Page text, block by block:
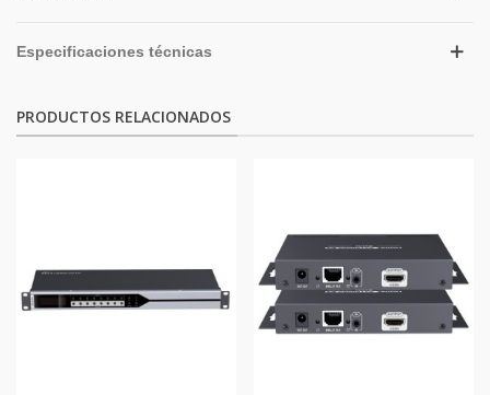
Especificaciones técnicas
PRODUCTOS RELACIONADOS